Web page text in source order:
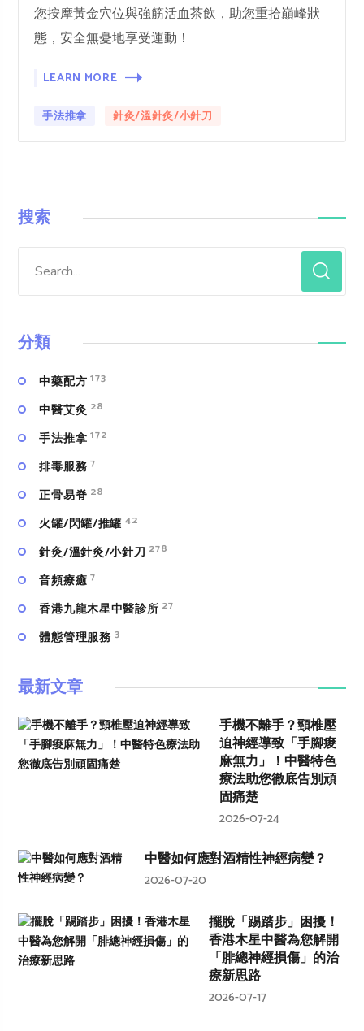
您按摩黃金穴位與強筋活血茶飲，助您重拾巔峰狀
態，安全無憂地享受運動！
LEARN MORE
手法推拿 針灸/溫針灸/小針刀
搜索
分類
中藥配方 173
中醫艾灸 28
手法推拿 172
排毒服務 7
正骨易脊 28
火罐/閃罐/推罐 42
針灸/溫針灸/小針刀 278
⾳頻療癒 7
香港九龍木星中醫診所 27
體態管理服務 3
最新文章
手機不離手？頸椎壓
迫神經導致「手腳痠
麻無力」！中醫特色
療法助您徹底告別頑
固痛楚
2026-07-24
中醫如何應對酒精性神經病變？
2026-07-20
擺脫「踢踏步」困擾！
香港木星中醫為您解開
「腓總神經損傷」的治
療新思路
2026-07-17